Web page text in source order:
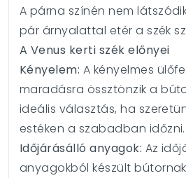
A párna színén nem
pár árnyalattal etér a szék
A Venus kerti szék előnyei
Kényelem: A kényelmes
maradásra össztönzik a
ideális választás, ha
estéken a szabadban időzni.
Időjárásálló anyagok: Az
anyagokból készült